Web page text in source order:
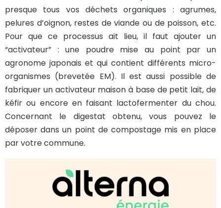
presque tous vos déchets organiques : agrumes,
pelures d’oignon, restes de viande ou de poisson, etc.
Pour que ce processus ait lieu, il faut ajouter un
“activateur” : une poudre mise au point par un
agronome japonais et qui contient différents micro-
organismes (brevetée EM). Il est aussi possible de
fabriquer un activateur maison à base de petit lait, de
kéfir ou encore en faisant lactofermenter du chou.
Concernant le digestat obtenu, vous pouvez le
déposer dans un point de compostage mis en place
par votre commune.